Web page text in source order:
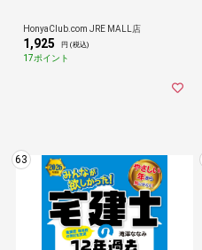
HonyaClub.com JRE MALL店
1,925 円 (税込)
17ポイント
63